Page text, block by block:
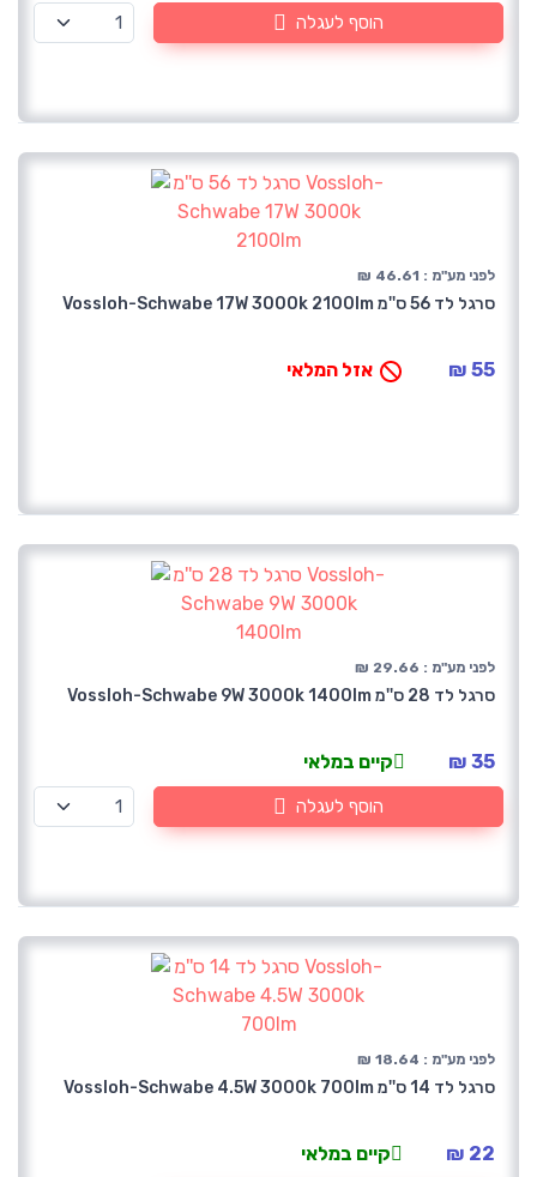
הוסף לעגלה
לפני מע"מ : 46.61 ₪
סרגל לד 56 ס''מ Vossloh-Schwabe 17W 3000k 2100lm
55 ₪ אזל המלאי
לפני מע"מ : 29.66 ₪
סרגל לד 28 ס''מ Vossloh-Schwabe 9W 3000k 1400lm
35 ₪ קיים במלאי
הוסף לעגלה
לפני מע"מ : 18.64 ₪
סרגל לד 14 ס''מ Vossloh-Schwabe 4.5W 3000k 700lm
22 ₪ קיים במלאי